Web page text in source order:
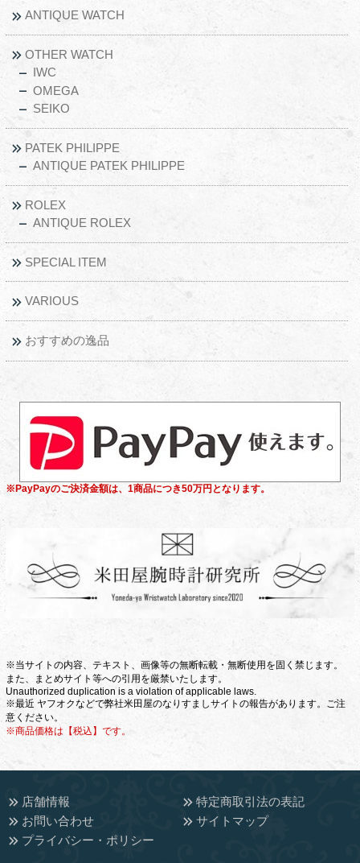
ANTIQUE WATCH
OTHER WATCH
IWC
OMEGA
SEIKO
PATEK PHILIPPE
ANTIQUE PATEK PHILIPPE
ROLEX
ANTIQUE ROLEX
SPECIAL ITEM
VARIOUS
おすすめの逸品
※PayPayのご決済金額は、1商品につき50万円となります。
※当サイトの内容、テキスト、画像等の無断転載・無断使用を固く禁じます。
また、まとめサイト等への引用を厳禁いたします。
Unauthorized duplication is a violation of applicable laws.
※最近 ヤフオクなどで弊社米田屋のなりすましサイトの報告があります。ご注
意ください。
※商品価格は【税込】です。
店舗情報
特定商取引法の表記
お問い合わせ
サイトマップ
プライバシー・ポリシー